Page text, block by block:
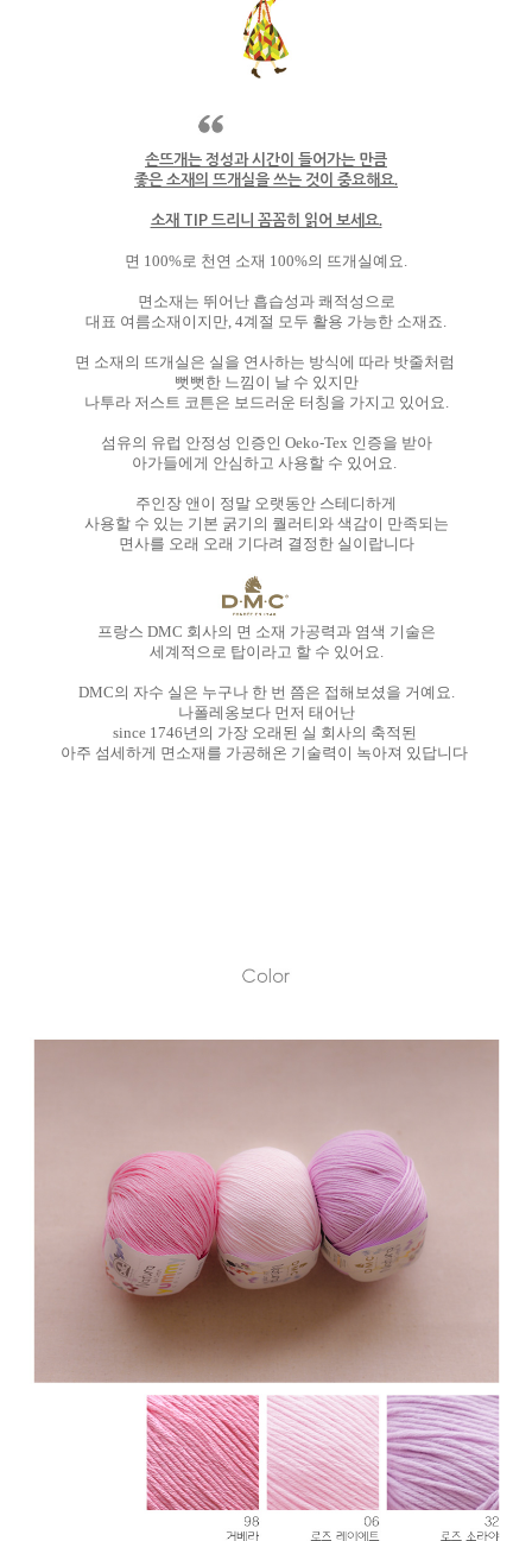
손뜨개는 정성과 시간이 들어가는 만큼
좋은 소재의 뜨개실을 쓰는 것이 중요해요.
소재 TIP 드리니 꼼꼼히 읽어 보세요.
면 100%로 천연 소재 100%의 뜨개실예요.
면소재는 뛰어난 흡습성과 쾌적성으로
대표 여름소재이지만, 4계절 모두 활용 가능한 소재죠.
면 소재의 뜨개실은 실을 연사하는 방식에 따라 밧줄처럼
뻣뻣한 느낌이 날 수 있지만
나투라 저스트 코튼은 보드러운 터칭을 가지고 있어요.
섬유의 유럽 안정성 인증인 Oeko-Tex 인증을 받아
아가들에게 안심하고 사용할 수 있어요.
주인장 앤이 정말 오랫동안 스테디하게
사용할 수 있는 기본 굵기의 퀄러티와 색감이 만족되는
면사를 오래 오래 기다려 결정한 실이랍니다
프랑스 DMC 회사의 면 소재 가공력과 염색 기술은
세계적으로 탑이라고 할 수 있어요.
DMC의 자수 실은 누구나 한 번 쯤은 접해보셨을 거예요.
나폴레옹보다 먼저 태어난
since 1746년의 가장 오래된 실 회사의 축적된
아주 섬세하게 면소재를 가공해온 기술력이 녹아져 있답니다